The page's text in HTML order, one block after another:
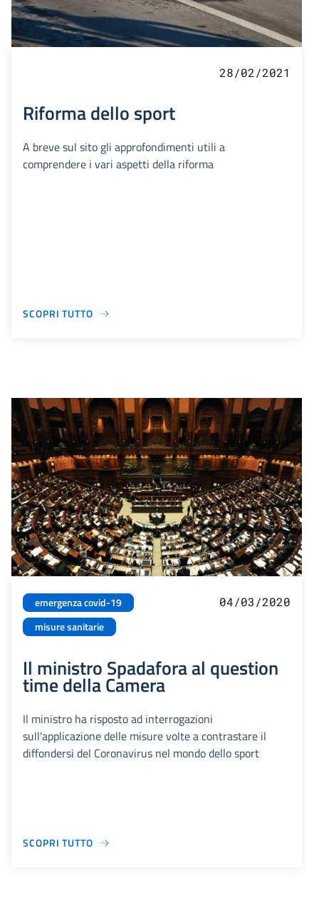
28/02/2021
Riforma dello sport
A breve sul sito gli approfondimenti utili a
comprendere i vari aspetti della riforma
SCOPRI TUTTO
emergenza covid-19
misure sanitarie
04/03/2020
Il ministro Spadafora al question
time della Camera
Il ministro ha risposto ad interrogazioni
sull'applicazione delle misure volte a contrastare il
diffondersi del Coronavirus nel mondo dello sport
SCOPRI TUTTO